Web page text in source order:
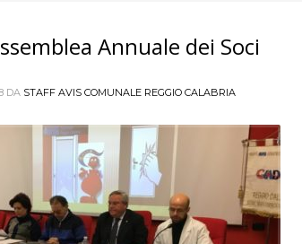
Annuale dei Soci
DA STAFF AVIS COMUNALE REGGIO CALABRIA